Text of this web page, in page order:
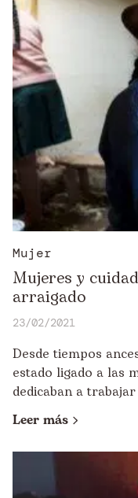
Mujer
Mujeres y
arraigado
23/02/2021
Desde tiempos
estado ligado a las
dedicaban a trabajar
Leer más